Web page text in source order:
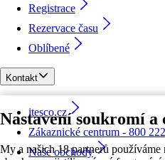
Nastavení soukromí a
My a našich 18 partnerů
Registrace
Rezervace času
Oblíbené
Kontakt
itesco.cz
Zákaznické centrum - 800
Naše obchody